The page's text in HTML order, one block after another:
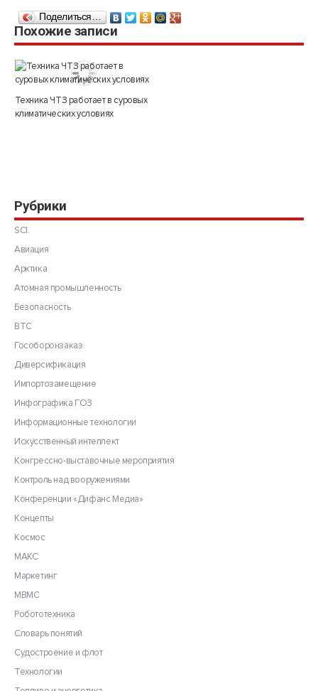
Поделиться…
Похожие записи
Техника ЧТЗ работает в суровых
климатических условиях
Рубрики
SCI.
Авиация
Арктика
Атомная промышленность
Безопасность
ВТС
Гособоронзаказ
Диверсификация
Импортозамещение
Инфографика ГОЗ
Информационные технологии
Искусственный интеллект
Конгрессно-выставочные мероприятия
Контроль над вооружениями
Конференции «Дифанс Медиа»
Концепты
Космос
МАКС
Маркетинг
МВМС
Робототехника
Словарь понятий
Судостроение и флот
Технологии